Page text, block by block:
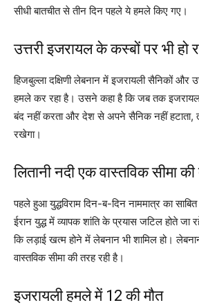
सीधी बातचीत से तीन दिन पहले ये हमले किए गए।
उत्तरी इजरायल के कस्बों पर भी हो
हिजबुल्ला दक्षिणी लेबनान में इजरायली सैनिकों और
हमले कर रहा है। उसने कहा है कि जब तक
बंद नहीं करता और देश से अपने सैनिक नहीं हटाता,
रखेगा।
लितानी नदी एक वास्तविक सीमा
पहले हुआ युद्धविराम दिन-ब-दिन नाममात्र का
ईरान युद्ध में व्यापक शांति के प्रयास जटिल होते जा
कि लड़ाई खत्म होने में लेबनान भी शामिल हो।
वास्तविक सीमा की तरह रही है।
इजरायली हमले में 12 की मौत